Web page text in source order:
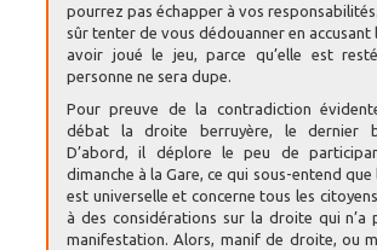
pourrez pas échapper à vos
sûr tenter de vous dédouanner en accusant
avoir joué le jeu, parce qu’elle est
personne ne sera dupe.
Pour preuve de la contradiction
débat la droite berruyère, le dernier
D’abord, il déplore le peu de
dimanche à la Gare, ce qui sous-entend que
est universelle et concerne tous les
à des considérations sur la droite qui n’a
manifestation. Alors, manif de droite, ou